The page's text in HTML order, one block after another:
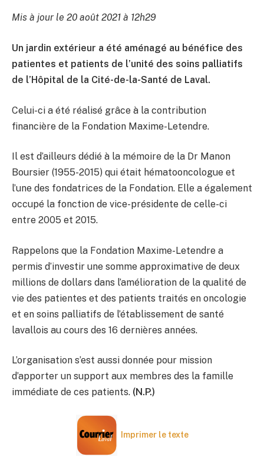
Mis à jour le 20 août 2021 à 12h29
Un jardin extérieur a été aménagé au bénéfice des
patientes et patients de l’unité des soins palliatifs
de l’Hôpital de la Cité-de-la-Santé de Laval.
Celui-ci a été réalisé grâce à la contribution
financière de la Fondation Maxime-Letendre.
Il est d’ailleurs dédié à la mémoire de la Dr Manon
Boursier (1955-2015) qui était hématooncologue et
l’une des fondatrices de la Fondation. Elle a également
occupé la fonction de vice-présidente de celle-ci
entre 2005 et 2015.
Rappelons que la Fondation Maxime-Letendre a
permis d’investir une somme approximative de deux
millions de dollars dans l’amélioration de la qualité de
vie des patientes et des patients traités en oncologie
et en soins palliatifs de l’établissement de santé
lavallois au cours des 16 dernières années.
L’organisation s’est aussi donnée pour mission
d’apporter un support aux membres des la famille
immédiate de ces patients. (N.P.)
Imprimer le texte